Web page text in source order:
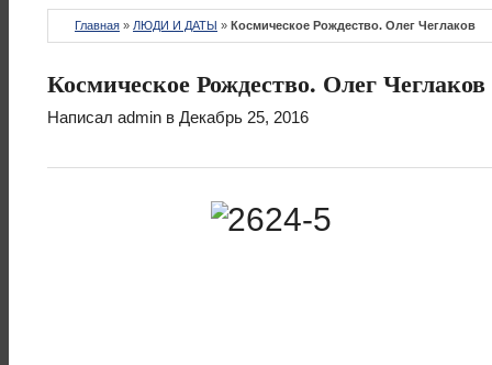
Главная » ЛЮДИ И ДАТЫ » Космическое Рождество. Олег Чеглаков
Космическое Рождество. Олег Чеглаков
Написал admin в Декабрь 25, 2016